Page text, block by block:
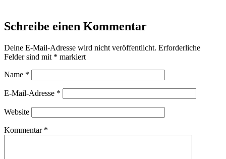
Schreibe einen Kommentar
Deine E-Mail-Adresse wird nicht veröffentlicht. Erforderliche
Felder sind mit * markiert
Name *
E-Mail-Adresse *
Website
Kommentar *